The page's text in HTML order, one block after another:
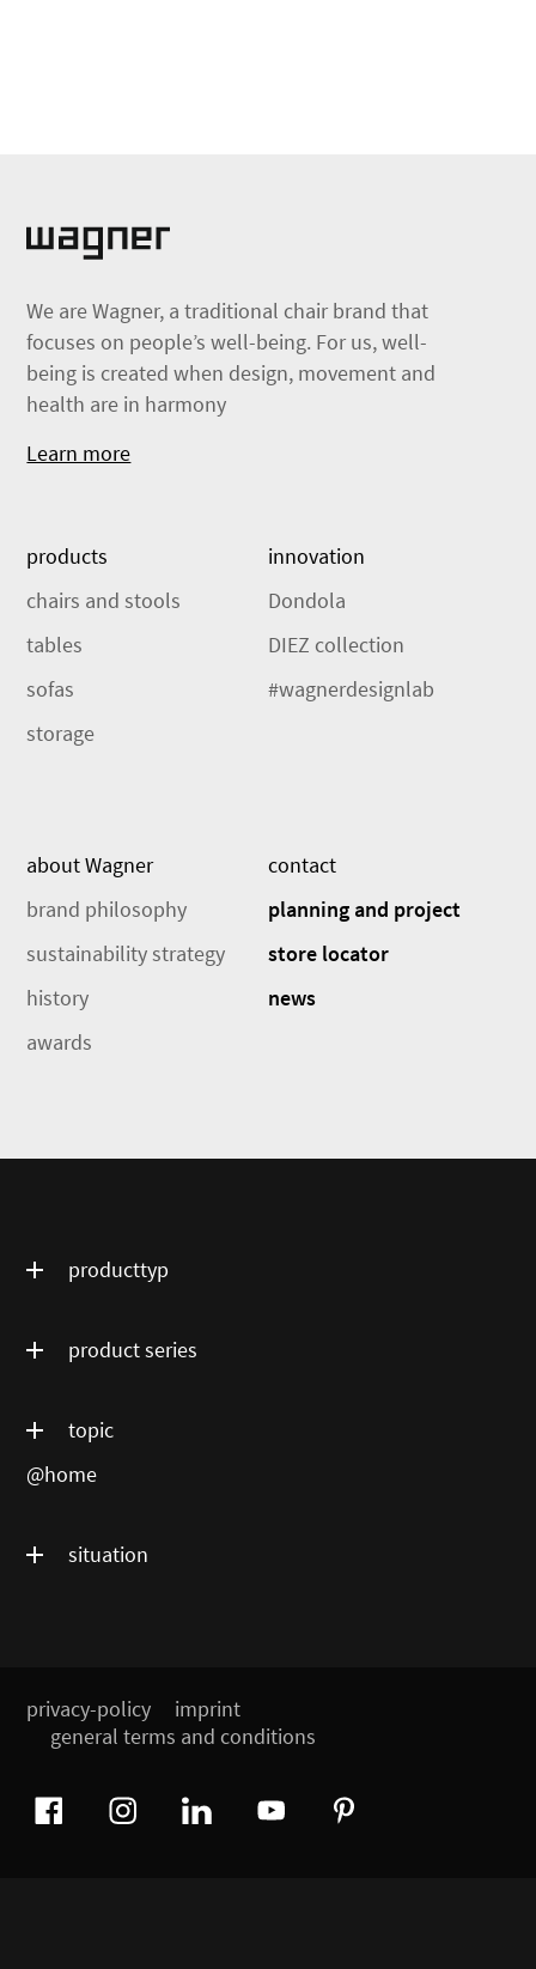
We are Wagner, a traditional chair brand that
focuses on people’s well-being. For us, well-
being is created when design, movement and
health are in harmony
Learn more
products
chairs and stools
tables
sofas
storage
innovation
Dondola
DIEZ collection
#wagnerdesignlab
about Wagner
brand philosophy
sustainability strategy
history
awards
contact
planning and project
store locator
news
producttyp
product series
topic
@home
situation
privacy-policy
imprint
general terms and conditions